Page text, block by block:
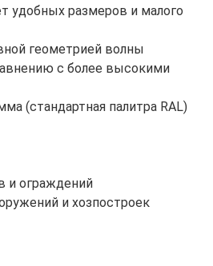
удобных размеров и малого
геометрией волны
с более высокими
(стандартная палитра RAL)
и ограждений
и хозпостроек